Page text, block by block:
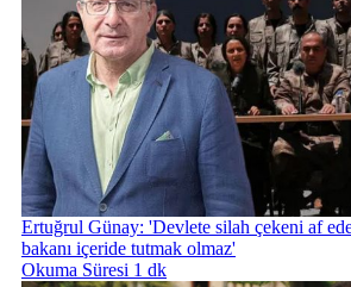
Ertuğrul Günay: 'Devlete silah çekeni af
bakanı içeride tutmak olmaz'
Okuma Süresi 1 dk